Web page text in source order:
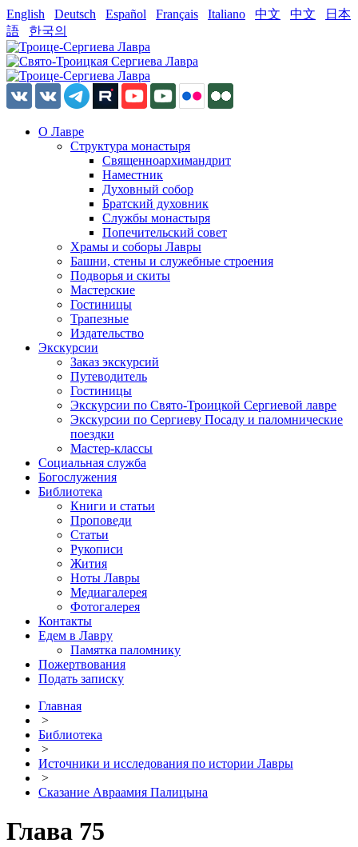
English Deutsch Español Français Italiano 中文 中文
日本
語
한국의
О Лавре
Структура монастыря
Священноархимандрит
Наместник
Духовный собор
Братский духовник
Службы монастыря
Попечительский совет
Храмы и соборы Лавры
Башни, стены и служебные строения
Подворья и скиты
Мастерские
Гостиницы
Трапезные
Издательство
Экскурсии
Заказ экскурсий
Путеводитель
Гостиницы
Экскурсии по Свято-Троицкой Сергиевой лавре
Экскурсии по Сергиеву Посаду и паломнические
поездки
Мастер-классы
Социальная служба
Богослужения
Библиотека
Книги и статьи
Проповеди
Статьи
Рукописи
Жития
Ноты Лавры
Медиагалерея
Фотогалерея
Контакты
Едем в Лавру
Памятка паломнику
Пожертвования
Подать записку
Главная
>
Библиотека
>
Источники и исследования по истории Лавры
>
Сказание Авраамия Палицына
Глава 75